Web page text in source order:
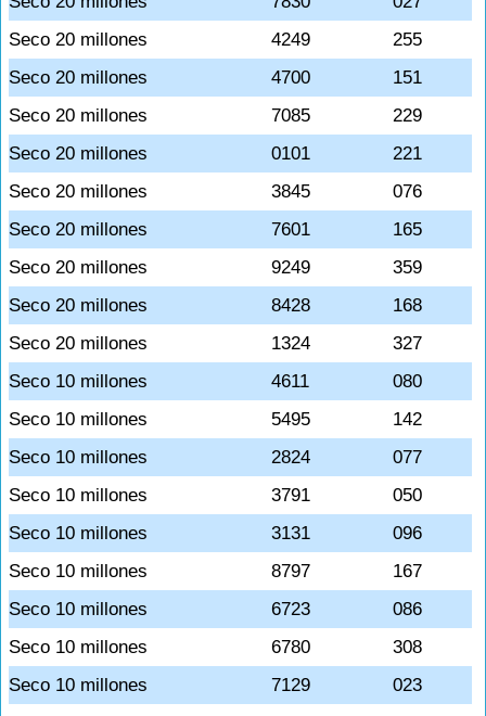
Seco 20 millones
4249
255
Seco 20 millones
4700
151
Seco 20 millones
7085
229
Seco 20 millones
0101
221
Seco 20 millones
3845
076
Seco 20 millones
7601
165
Seco 20 millones
9249
359
Seco 20 millones
8428
168
Seco 20 millones
1324
327
Seco 10 millones
4611
080
Seco 10 millones
5495
142
Seco 10 millones
2824
077
Seco 10 millones
3791
050
Seco 10 millones
3131
096
Seco 10 millones
8797
167
Seco 10 millones
6723
086
Seco 10 millones
6780
308
Seco 10 millones
7129
023